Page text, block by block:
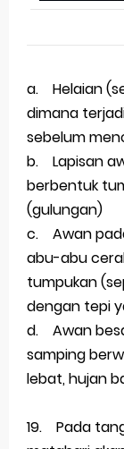
a. Helaian
dimana
sebelum
b. Lapisan
berbentuk
(gulungan)
c. Awan
abu-abu
tumpukan
dengan tepi
d. Awan
samping
lebat, hujan
19. Pada